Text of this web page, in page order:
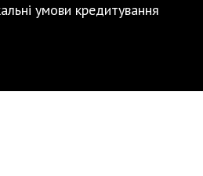
умови кредитування